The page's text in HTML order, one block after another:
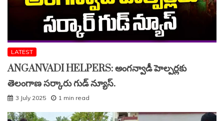
LATEST
ANGANVADI HELPERS: అంగన్వాడీ హెల్పర్లకు
తెలంగాణ సర్కారు గుడ్ న్యూస్.
3 July 2025 1 min read